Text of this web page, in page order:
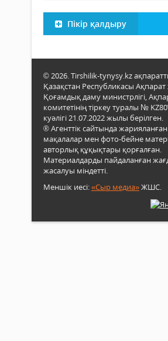
Пікір қалдыру
© 2026. Tirshilik-tynysy.kz
Қазақстан Республикасы
Қоғамдық даму министрлігі,
комитетінің тіркеу туралы №
куәлігі 21.07.2022 жылы берілген.
® Агенттік сайтында
мақалалар мен фото-бейне
авторлық құқықтары қорғалған.
Материалдарды пайдаланған
жасалуы міндетті.
Меншік иесі:«Сыр медиа»ЖШС.